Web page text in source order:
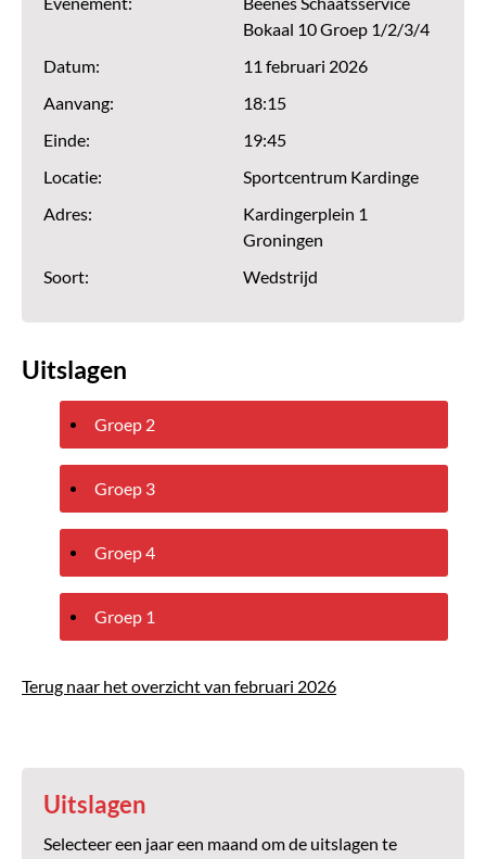
Bokaal 10 Groep 1/2/3/4
Datum:
11 februari 2026
Aanvang:
18:15
Einde:
19:45
Locatie:
Sportcentrum Kardinge
Adres:
Kardingerplein 1
Groningen
Soort:
Wedstrijd
Uitslagen
Groep 2
Groep 3
Groep 4
Groep 1
Terug naar het overzicht van februari 2026
Uitslagen
Selecteer een jaar een maand om de uitslagen te